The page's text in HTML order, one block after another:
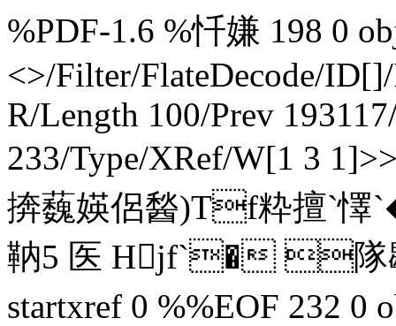
%PDF-1.6 %忏嫌 198 0
<>/Filter/FlateDecode/ID[
R/Length 100/Prev
233/Type/XRef/W[1 3
捹蘶媖侶醔)Tf粋
靹5 医 Hjf`� 隊鶡
startxref 0 %%EOF 232